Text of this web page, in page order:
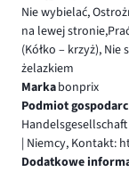
Nie wybielać,
na lewej
(Kółko – krzyż),
żelazkiem
Markabonprix
Podmiot
| Niemcy, Kontakt:
Dodatkowe